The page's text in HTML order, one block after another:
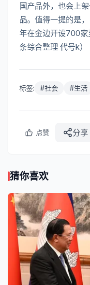
国产品外，也会上
品。值得一提的是
年在金边开设700家
条综合整理 代号k）
标签: #社会 #生活
点赞 分享
猜你喜欢